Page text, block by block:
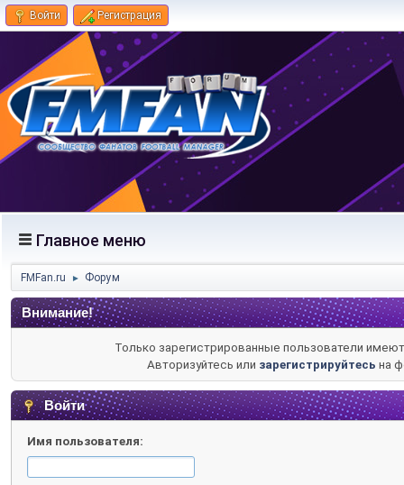
Войти Регистрация
Главное меню
FMFan.ru ► Форум
Внимание!
Только зарегистрированные пользователи
Авторизуйтесь или зарегистрируйтесь на
Войти
Имя пользователя: